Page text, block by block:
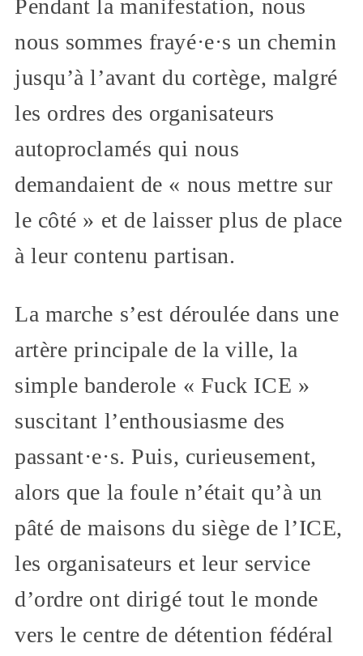
Pendant la manifestation, nous
nous sommes frayé·e·s un chemin
jusqu’à l’avant du cortège, malgré
les ordres des organisateurs
autoproclamés qui nous
demandaient de « nous mettre sur
le côté » et de laisser plus de place
à leur contenu partisan.
La marche s’est déroulée dans une
artère principale de la ville, la
simple banderole « Fuck ICE »
suscitant l’enthousiasme des
passant·e·s. Puis, curieusement,
alors que la foule n’était qu’à un
pâté de maisons du siège de l’ICE,
les organisateurs et leur service
d’ordre ont dirigé tout le monde
vers le centre de détention fédéral